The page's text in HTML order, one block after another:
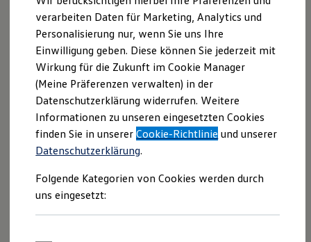
Branchenlösungen & Gewerbekunden
Umbaulösungen und Hersteller finden
Auf- und Umbauten entdecken & konfigurieren
Groß- und Sonderkunden
Großkunden
Kommunen & Behörden
Journalisten
Sportvereine
Branchenlösungen
Bau & Handwerk
Gewerbliche Personenbeförderung
Service & mobile Werkstätten
Kurier, Logistik & Handel
Feuerwehr
Rettungsdienste
ONE Business ID Vorteile
Fahrzeugsuche & Marktplatz
Angebotsanfrage
Bitte konkretisieren Sie hier Ihren Fahrzeugwunsch.
verarbeiten Daten für Marketing, Analytics und
Personalisierung nur, wenn Sie uns Ihre
Einwilligung geben. Diese können Sie jederzeit mit
Wirkung für die Zukunft im Cookie Manager
(Meine Präferenzen verwalten) in der
Datenschutzerklärung widerrufen. Weitere
Informationen zu unseren eingesetzten Cookies
finden Sie in unsererCookie-Richtlinie und unserer
Datenschutzerklärung.
Folgende Kategorien von Cookies werden durch
uns eingesetzt: